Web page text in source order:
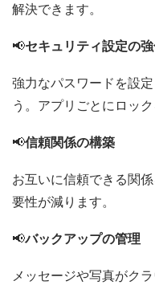
解決できます。
📢セキュリティ設定の
強力なパスワードを設
う。アプリごとにロッ
📢信頼関係の構築
お互いに信頼できる関
要性が減ります。
📢バックアップの管理
メッセージや写真がク